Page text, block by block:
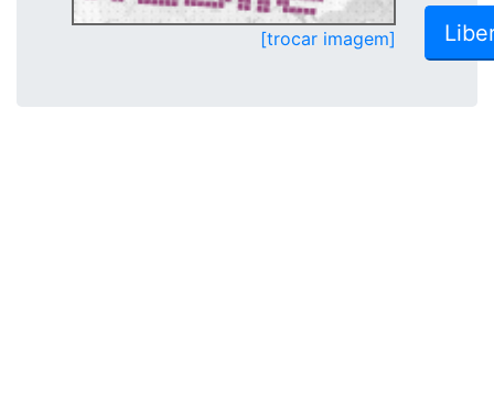
[trocar imagem]